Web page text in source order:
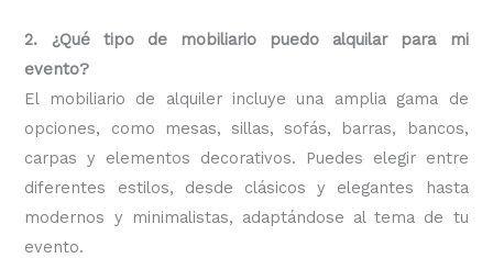
2. ¿Qué tipo de mobiliario puedo alquilar para mi
evento?
El mobiliario de alquiler incluye una amplia gama de
opciones, como mesas, sillas, sofás, barras, bancos,
carpas y elementos decorativos. Puedes elegir entre
diferentes estilos, desde clásicos y elegantes hasta
modernos y minimalistas, adaptándose al tema de tu
evento.